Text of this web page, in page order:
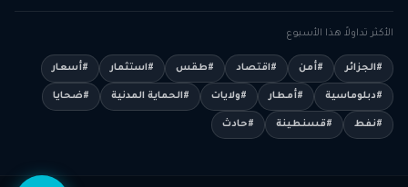
الأكثر تداولاً هذا الأسبوع
#الجزائر #أمن #اقتصاد #طقس #استثمار #أسعار
#دبلوماسية #أمطار #ولايات #الحماية المدنية #ضحايا
#نفط #قسنطينة #حادث